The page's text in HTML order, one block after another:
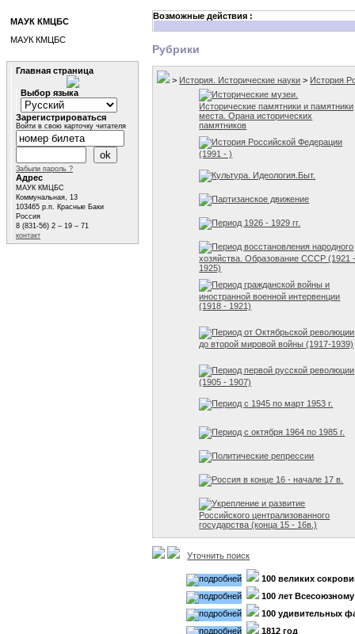
Возможные действия :
Рубрики
> История. Исторические науки > История
Исторические музеи.
Исторические памятники и памятники
места. Орана исторических
памятников
История Российской Федерации
(1991 - )
Культура. Идеология.Быт.
Партизанское движение
Период 1926 - 1929 гг.
Период восстановления народного
хозяйства. Образование СССР (1921
1925)
Период гражданской войны и
иностранной военной интервенции
(1918 - 1921)
Период от Октябрьской революции
до второй мировой войны (1917-1939)
Период первой русской революции
(1905 - 1907)
Период с 1945 по март 1953 г.
Период с октября 1964 по 1985 г.
Политические репрессии
Россия в конце 16 - начале 17 в.
Укрепление и развитие
Российского централизованного
государства (конца 15 - 16в.)
Уточнить поиск
100 великих
100 лет
100 удивительных
1812 год
МАУК КМЦБС
МАУК КМЦБС
Главная страница
Выбор языка
Зарегистрироваться
Войти в свою карточку читателя
Забыли пароль ?
Адрес
МАУК КМЦБС
Коммунальная, 13
103465 р.п. Красные Баки
Россия
8 (831-56) 2 – 19 – 71
контакт